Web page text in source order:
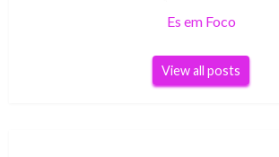
Es em Foco
View all posts